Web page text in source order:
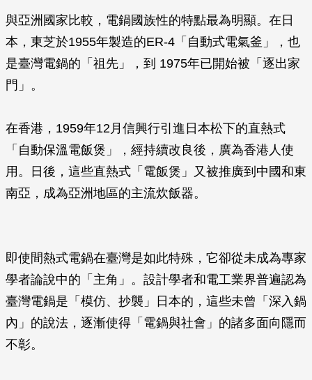
與亞洲國家比較，電鍋國族性的特點最為明顯。在日
本，東芝於1955年製造的ER-4「自動式電氣釜」，也
是臺灣電鍋的「祖先」，到 1975年已開始被「逐出家
門」。
在香港，1959年12月信興行引進日本松下的直熱式
「自動保溫電飯煲」，經持續改良後，廣為香港人使
用。日後，這些直熱式「電飯煲」又被推廣到中國和東
南亞，成為亞洲地區的主流炊飯器。
即使間熱式電鍋在臺灣是如此特殊，它卻從未成為專家
學者論說中的「主角」。設計學者和電工業界普遍認為
臺灣電鍋是「模仿、抄襲」日本的，這些未曾「深入鍋
內」的說法，逐漸使得「電鍋與社會」的諸多面向隱而
不彰。